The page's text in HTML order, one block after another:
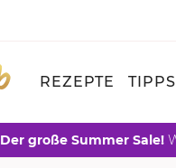
REZEPTE TIPPS
Der große Summer Sale!